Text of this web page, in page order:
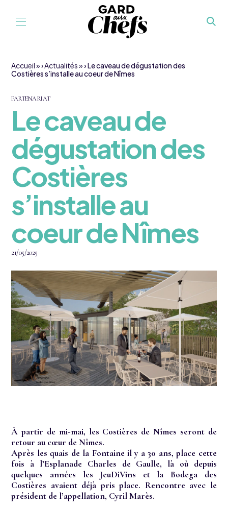
Accueil» Actualités» Le caveau de dégustation des
Costières s’installe au coeur de Nîmes
PARTENARIAT
Le caveau de
dégustation des
Costières
s’installe au
coeur de Nîmes
21/05/2025
À partir de mi-mai, les Costières de Nîmes seront de
retour au cœur de Nîmes.
Après les quais de la Fontaine il y a 30 ans, place cette
fois à l’Esplanade Charles de Gaulle, là où depuis
quelques années les JeuDiVins et la Bodega des
Costières avaient déjà pris place. Rencontre avec le
président de l’appellation, Cyril Marès.